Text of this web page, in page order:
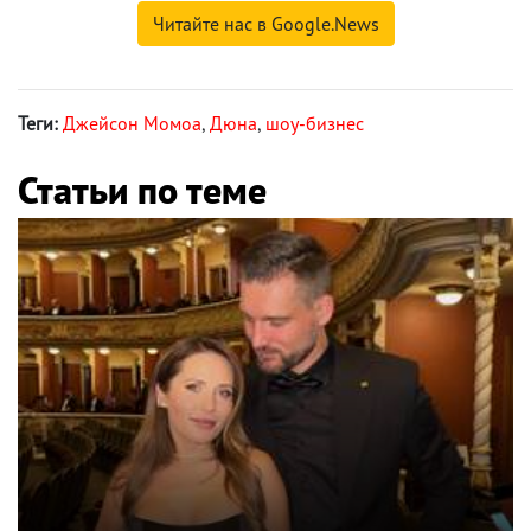
Читайте нас в Google.News
Теги: Джейсон Момоа, Дюна, шоу-бизнес
Статьи по теме